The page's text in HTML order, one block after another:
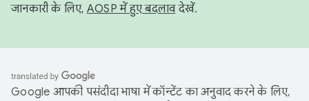
जानकारी के लिए, AOSP में हुए बदलावदेखें.
Google आपकी पसंदीदा भाषा में कॉन्टेंट का अनुवाद करने के लिए,